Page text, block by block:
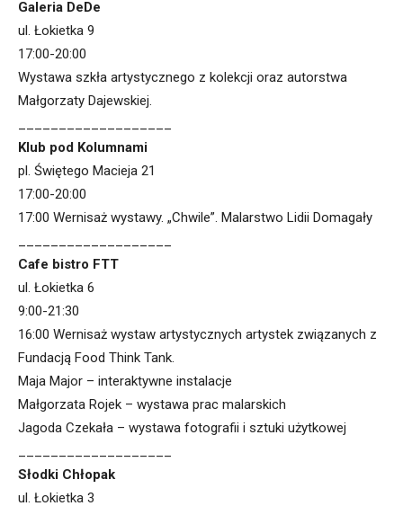
Galeria DeDe
ul. Łokietka 9
17:00-20:00
Wystawa szkła artystycznego z kolekcji oraz autorstwa
Małgorzaty Dajewskiej.
Klub pod Kolumnami
pl. Świętego Macieja 21
17:00-20:00
17:00 Wernisaż wystawy. „Chwile”. Malarstwo Lidii Domagały
Cafe bistro FTT
ul. Łokietka 6
9:00-21:30
16:00 Wernisaż wystaw artystycznych artystek związanych z
Fundacją Food Think Tank.
Maja Major – interaktywne instalacje
Małgorzata Rojek – wystawa prac malarskich
Jagoda Czekała – wystawa fotografii i sztuki użytkowej
Słodki Chłopak
ul. Łokietka 3